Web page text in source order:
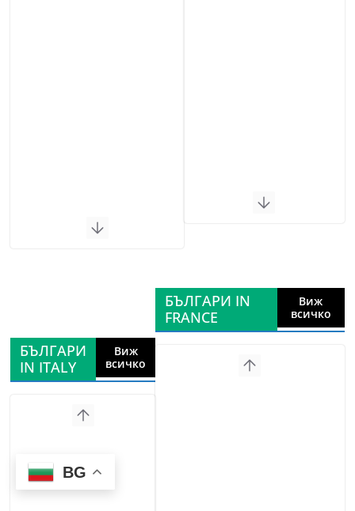
БЪЛГАРИ
IN ITALY
Виж
всичко
БЪЛГАРИ IN
FRANCE
Виж
всичко
BG